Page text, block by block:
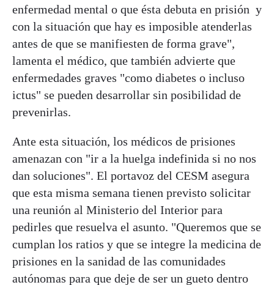
enfermedad mental o que ésta debuta en prisión y
con la situación que hay es imposible atenderlas
antes de que se manifiesten de forma grave",
lamenta el médico, que también advierte que
enfermedades graves "como diabetes o incluso
ictus" se pueden desarrollar sin posibilidad de
prevenirlas.
Ante esta situación, los médicos de prisiones
amenazan con "ir a la huelga indefinida si no nos
dan soluciones". El portavoz del CESM asegura
que esta misma semana tienen previsto solicitar
una reunión al Ministerio del Interior para
pedirles que resuelva el asunto. "Queremos que se
cumplan los ratios y que se integre la medicina de
prisiones en la sanidad de las comunidades
autónomas para que deje de ser un gueto dentro